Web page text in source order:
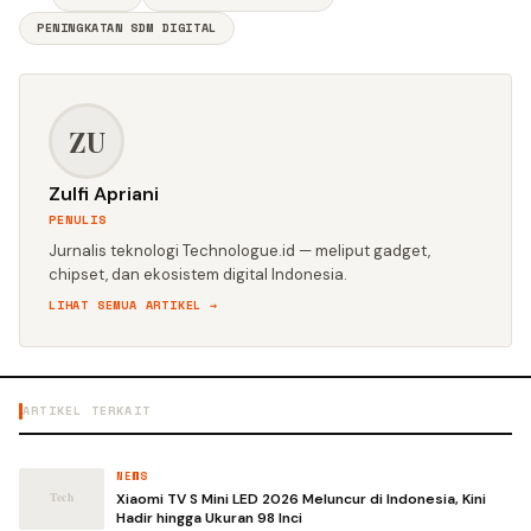
PENINGKATAN SDM DIGITAL
ZU
Zulfi Apriani
PENULIS
Jurnalis teknologi Technologue.id — meliput gadget,
chipset, dan ekosistem digital Indonesia.
LIHAT SEMUA ARTIKEL →
ARTIKEL TERKAIT
NEWS
Xiaomi TV S Mini LED 2026 Meluncur di Indonesia, Kini
Hadir hingga Ukuran 98 Inci